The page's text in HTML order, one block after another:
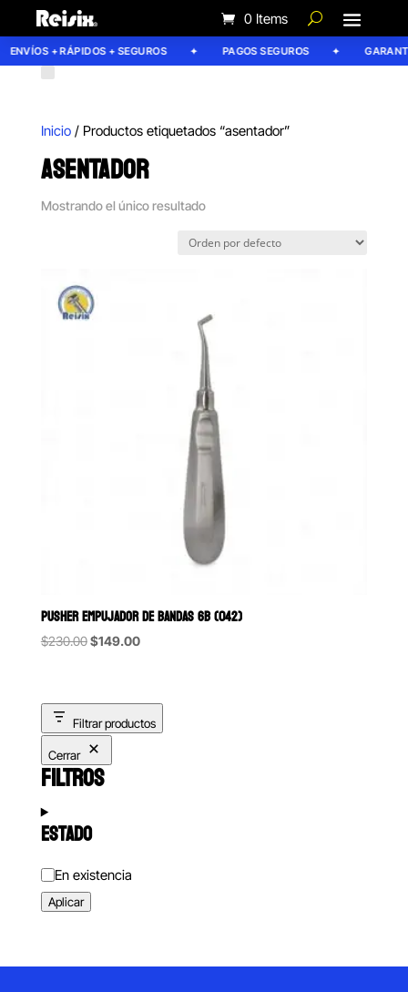
0 Items
ENVÍOS + RÁPIDOS + SEGUROS PAGOS SEGUROS
Inicio/ Productos etiquetados “asentador”
ASENTADOR
Mostrando el único resultado
PUSHER EMPUJADOR DE BANDAS 6B (042)
$230.00Original
$230.00.
$149.00Current
$149.00.
Filtrar productos
Cerrar
FILTROS
ESTADO
Estado
En existencia
Aplicar